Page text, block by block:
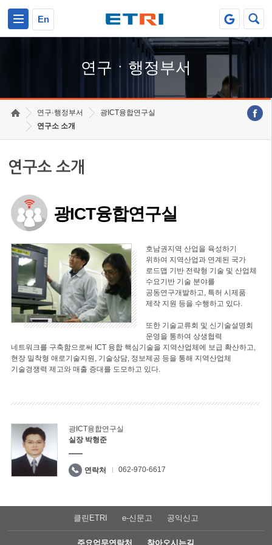
En
연구ㆍ행정부서
연구·행정부서
광ICT융합연구실
연구소 소개
연구소 소개
광ICT융합연구실
호남권지역 산업을 육성하기
위하여 지역산업과 연계된 국가
로드맵 기반 전략형 기술 및 산업체
수요기반 기술 분야를
공동연구개발하고, 특허 시제품
제작 지원 등을 수행하고 있다.
또한 기술교류회 및 신기술설명회
운영을 통하여 상생협력
네트워크를 구축함으로써 ICT 융합 핵심기술을 지역산업체에 보급 확산하고,
현장 밀착형 애로기술지원, 기술상담, 정보제공 등을 통해 지역산업체
기술경쟁력 제고와 매출 증대를 도모하고 있다.
광ICT융합연구실
실장 박형준
연락처 062-970-6617
클린ETRI e-신문고 공익신고
주요업무연락처 찾아오시는길